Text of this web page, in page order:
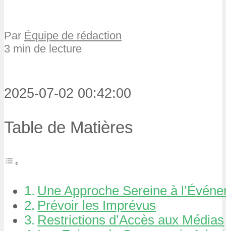
Par Équipe de rédaction
3 min de lecture
2025-07-02 00:42:00
Table de Matières
Une Approche Sereine à
Prévoir les Imprévus
Restrictions d’Accès aux Médias